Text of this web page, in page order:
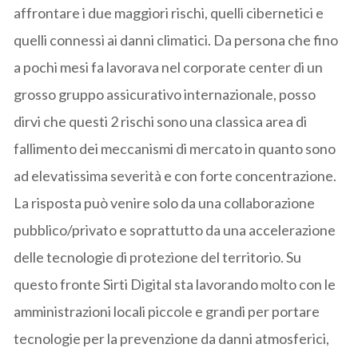
affrontare i due maggiori rischi, quelli cibernetici e
quelli connessi ai danni climatici. Da persona che fino
a pochi mesi fa lavorava nel corporate center di un
grosso gruppo assicurativo internazionale, posso
dirvi che questi 2 rischi sono una classica area di
fallimento dei meccanismi di mercato in quanto sono
ad elevatissima severità e con forte concentrazione.
La risposta può venire solo da una collaborazione
pubblico/privato e soprattutto da una accelerazione
delle tecnologie di protezione del territorio. Su
questo fronte Sirti Digital sta lavorando molto con le
amministrazioni locali piccole e grandi per portare
tecnologie per la prevenzione da danni atmosferici,